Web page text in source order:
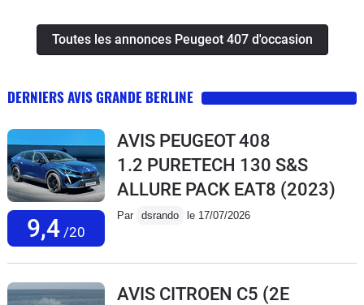
Toutes les annonces Peugeot 407 d'occasion
DERNIERS AVIS GRANDE BERLINE
9,4 /20
AVIS PEUGEOT 408
1.2 PURETECH 130 S&S
ALLURE PACK EAT8 (2023)
Par dsrando le 17/07/2026
AVIS CITROEN C5 (2E